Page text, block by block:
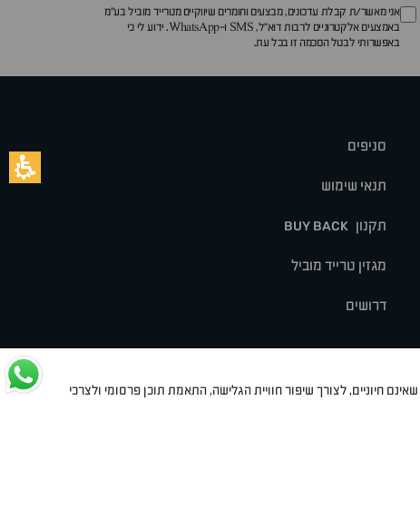
אני מאשר/ת קבלת עדכונים, מבצעים וחומרים שיווקיים מטרייד מוביל בע"מ
באמצעים אלקטרוניים לרבות דוא״ל, SMS ו-WhatsApp. ידוע לי כי
באפשרותי לבטל הסכמה זו בכל עת.
סניפים
תנאי שימוש
תקנון BUY BACK
מגזין טרייד מוביל
דרושים
שאינם חיוניים, לצורך שיפור חוויית הגלישה, התאמת תוכן פרסומי ולצרכי